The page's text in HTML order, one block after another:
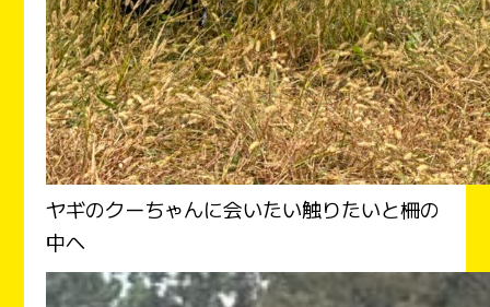
ヤギのクーちゃんに会いたい触りたいと柵の
中へ